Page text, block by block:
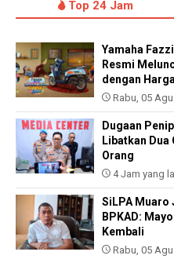
Top 24 Jam
Yamaha
Resmi
dengan
Rabu, 05
Dugaan
Libatkan Dua
Orang
4 Jam yang
SiLPA Muaro
BPKAD:
Kembali
Rabu, 05